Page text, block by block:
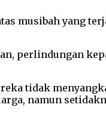
musibah yang
perlindungan
tidak
namun